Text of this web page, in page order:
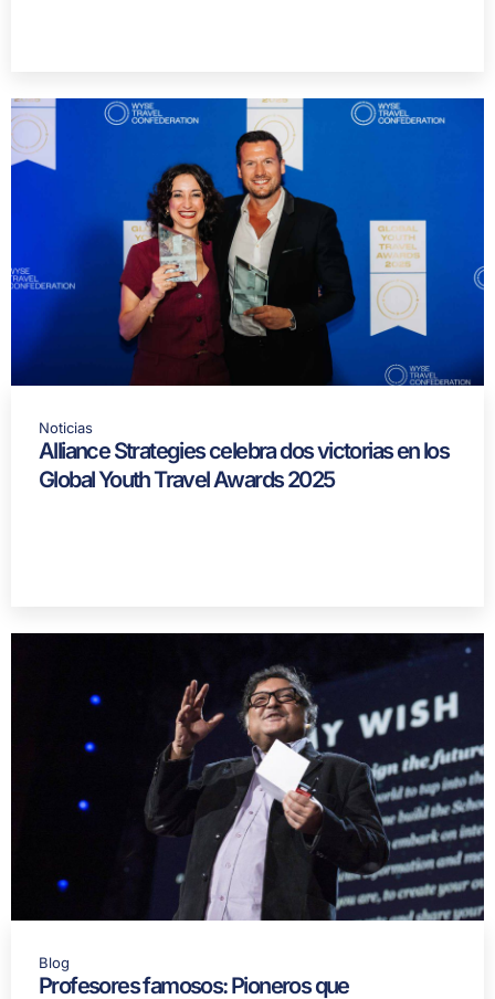
Noticias
Alliance Strategies celebra dos victorias en los
Global Youth Travel Awards 2025
Blog
Profesores famosos: Pioneros que